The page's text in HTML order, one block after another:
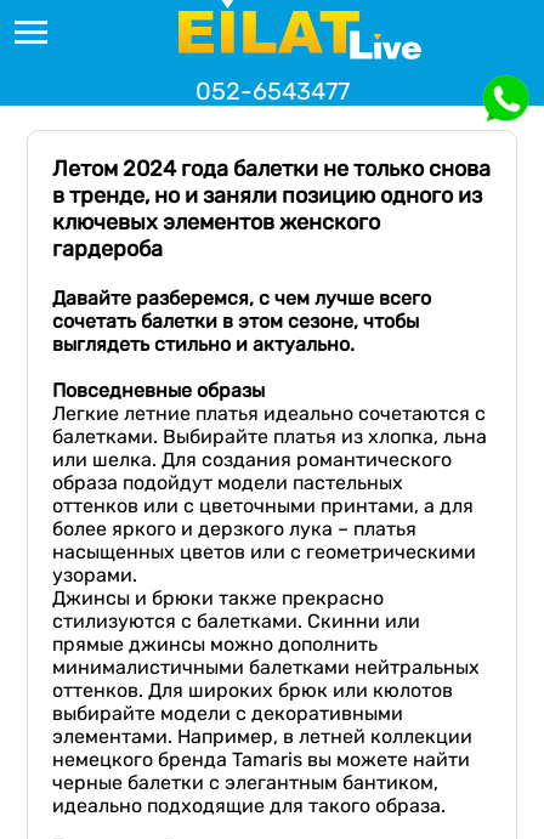
052-6543477
Летом 2024 года балетки не только снова
в тренде, но и заняли позицию одного из
ключевых элементов женского
гардероба
Давайте разберемся, с чем лучше всего
сочетать балетки в этом сезоне,чтобы
выглядеть стильно и актуально.
Повседневные образы
Легкие летние платья идеально сочетаются с
балетками. Выбирайте платья из хлопка, льна
или шелка. Для создания романтического
образа подойдут модели пастельных
оттенков или с цветочными принтами, а для
более яркого и дерзкого лука – платья
насыщенных цветов или с геометрическими
узорами.
Джинсы и брюки также прекрасно
стилизуются с балетками. Скинни или
прямые джинсы можно дополнить
минималистичными балетками нейтральных
оттенков. Для широких брюк или кюлотов
выбирайте модели с декоративными
элементами. Например, в летней коллекции
немецкого бренда Tamaris вы можете найти
черные балетки с элегантным бантиком,
идеально подходящие для такого образа.